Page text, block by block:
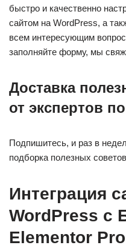
быстро и качественно
сайтом на WordPress, а
всем интересующим
заполняйте форму, мы
Доставка
от экспертов
Подпишитесь, и раз в
подборка полезных
Интеграция
WordPress с
Elementor